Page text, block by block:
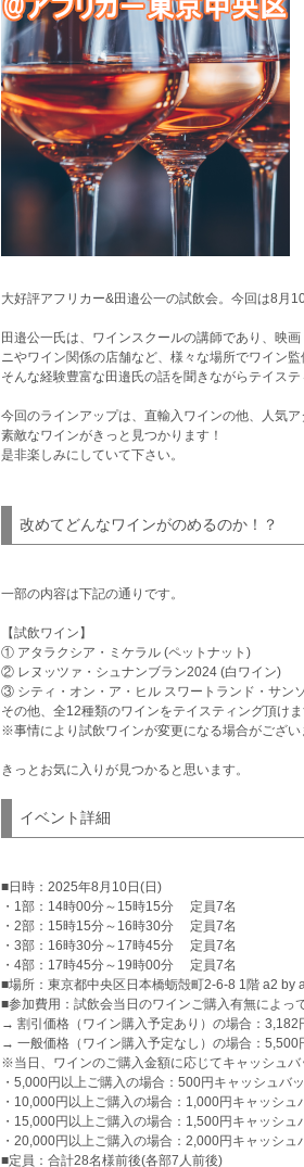
大好評アフリカー&田邉公一の試飲会。今回は8月
田邉公一氏は、ワインスクールの講師であり、映
ニやワイン関係の店舗など、様々な場所でワイン
そんな経験豊富な田邉氏の話を聞きながらテイス
今回のラインアップは、直輸入ワインの他、人気
素敵なワインがきっと見つかります！
是非楽しみにしていて下さい。
改めてどんなワインがのめるのか！？
一部の内容は下記の通りです。
【試飲ワイン】
① アタラクシア・ミケラル (ペットナット)
② レヌッツァ・シュナンブラン2024 (白ワイン)
③ シティ・オン・ア・ヒル スワートランド・サン
その他、全12種類のワインをテイスティング頂けま
※事情により試飲ワインが変更になる場合がござい
きっとお気に入りが見つかると思います。
イベント詳細
■日時：2025年8月10日(日)
・1部：14時00分～15時15分 定員7名
・2部：15時15分～16時30分 定員7名
・3部：16時30分～17時45分 定員7名
・4部：17時45分～19時00分 定員7名
■場所：東京都中央区日本橋蛎殻町2-6-8 1階 a2 by
■参加費用：試飲会当日のワインご購入有無によっ
→ 割引価格（ワイン購入予定あり）の場合：3,182
→ 一般価格（ワイン購入予定なし）の場合：5,500
※当日、ワインのご購入金額に応じてキャッシュバ
・5,000円以上ご購入の場合：500円キャッシュバ
・10,000円以上ご購入の場合：1,000円キャッシュ
・15,000円以上ご購入の場合：1,500円キャッシュ
・20,000円以上ご購入の場合：2,000円キャッシュ
■定員：合計28名様前後(各部7人前後)